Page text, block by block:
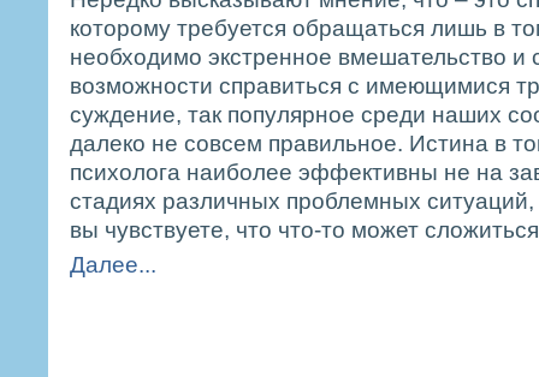
которому требуется обращаться лишь в
необходимо экстренное вмешательство и
возможности справиться с имеющимися
суждение, так популярное среди наших
далеко не совсем правильное. Истина в
психолога наиболее эффективны не на
стадиях различных проблемных ситуаций,
вы чувствуете, что что-то может
Далее...